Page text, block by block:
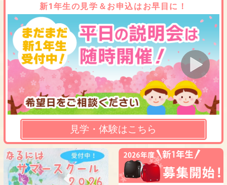
新1年生の見学＆お申込はお早目に！
見学・体験はこちら